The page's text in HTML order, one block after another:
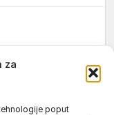
za
poput